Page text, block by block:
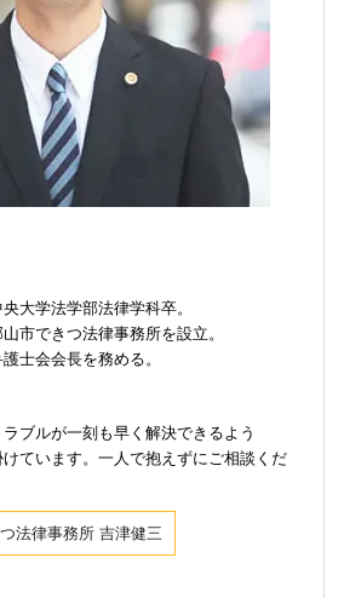
大学法学部法律学科卒。
市できつ法律事務所を設立。
士会会長を務める。
ブルが一刻も早く解決できるよう
ています。一人で抱えずにご相談くだ
法律事務所 吉津健三